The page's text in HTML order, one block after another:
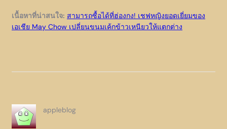
เนื้อหาที่น่าสนใจ: สามารถซื้อได้ที่ฮ่องกง! เชฟหญิงยอดเยี่ยมของ
เอเชีย May Chow เปลี่ยนขนมเค้กข้าวเหนียวให้แตกต่าง
appleblog